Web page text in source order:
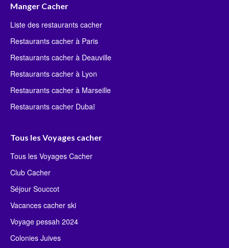
Manger Cacher
Liste des restaurants cacher
Restaurants cacher à Paris
Restaurants cacher à Deauville
Restaurants cacher à Lyon
Restaurants cacher à Marseille
Restaurants cacher Dubaï
Tous les Voyages cacher
Tous les Voyages Cacher
Club Cacher
Séjour Souccot
Vacances cacher ski
Voyage pessah 2024
Colonies Juives